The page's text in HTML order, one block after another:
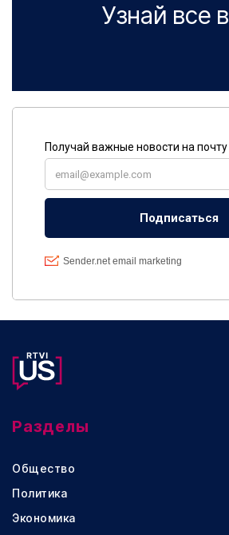
Узнай все в
Разделы
Общество
Политика
Экономика